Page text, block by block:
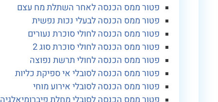
פטור ממס הכנסה לאחר השתלת מח עצם
פטור ממס הכנסה לבעלי נכות נפשית
פטור ממס הכנסה לחולי סוכרת נעורים
פטור ממס הכנסה לחולי סוכרת סוג 2
פטור ממס הכנסה לחולי תרשת נפוצה
פטור ממס הכנסה לסובלי אי ספיקת כליות
פטור ממס הכנסה לסובלי אירוע מוחי